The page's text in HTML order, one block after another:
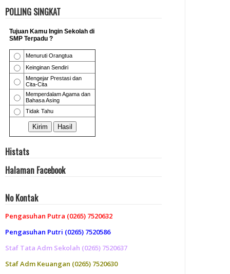
POLLING SINGKAT
Histats
Halaman Facebook
No Kontak
Pengasuhan Putra (0265) 7520632
Pengasuhan Putri (0265) 7520586
Staf Tata Adm Sekolah (0265) 7520637
Staf Adm Keuangan (0265) 7520630